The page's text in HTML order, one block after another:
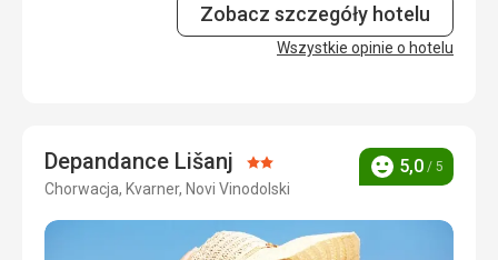
maksymalne zadowolenie, najlepsze, co kiedykolwiek
perfekcyjny
pomocą Google Translate
4,0
Cena 5,0/ 5
Zobacz szczegóły hotelu
Wszystkie opinie o hotelu
Depandance Lišanj Ocena:
2/5
Chorwacja, Kvarner, Novi Vinodolski
Ocena
5,0 / 5